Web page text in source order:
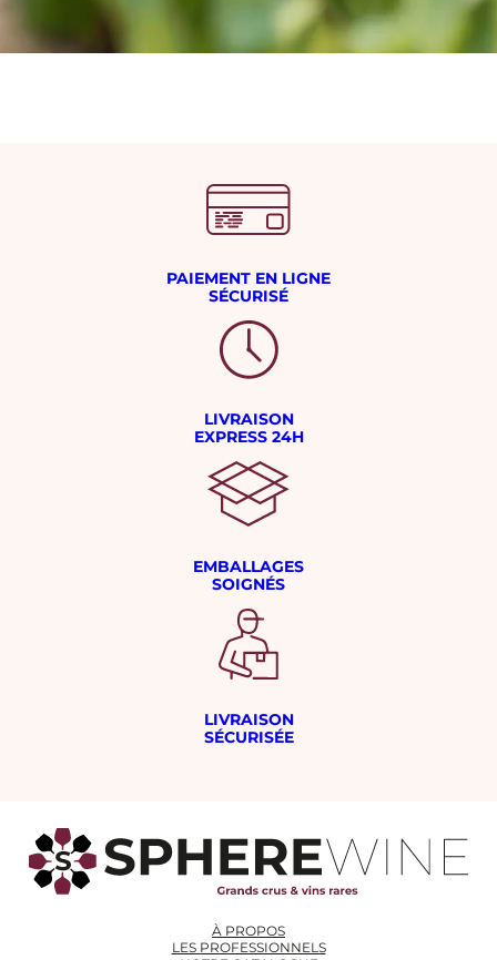
PAIEMENT EN LIGNE
SÉCURISÉ
LIVRAISON
EXPRESS 24H
EMBALLAGES
SOIGNÉS
LIVRAISON
SÉCURISÉE
À PROPOS
LES PROFESSIONNELS